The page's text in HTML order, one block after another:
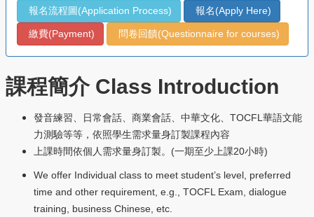
報名流程圖(Application Process) 報名(Apply Here)
繳費(Payment) 問卷回饋(Questionnaire for courses)
課程簡介Class Introduction
發音練習、日常會話、商業會話、中華文化、 TOCFL 華語文能
力測驗等等，依照學生需求量身訂製課程內容
上課時間依個人需求量身訂製。 (一期至少上課20小時)
We offer Individual class to meet student’s level, preferred
time and other requirement, e.g., TOCFL Exam, dialogue
training, business Chinese, etc.